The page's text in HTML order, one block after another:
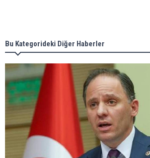
Bu Kategorideki Diğer Haberler